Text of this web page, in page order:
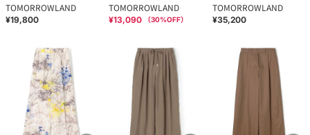
TOMORROWLAND
¥19,800
TOMORROWLAND
¥13,090 （30%OFF）
TOMORROWLAND
¥35,200